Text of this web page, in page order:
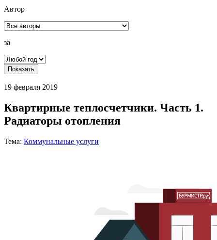
Автор
за
Показать
19 февраля 2019
Квартирные теплосчетчики. Часть 1.
Радиаторы отопления
Тема: Коммунальные услуги